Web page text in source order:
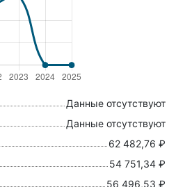
Данные отсутствуют
Данные отсутствуют
62 482,76 ₽
54 751,34 ₽
56 496,53 ₽